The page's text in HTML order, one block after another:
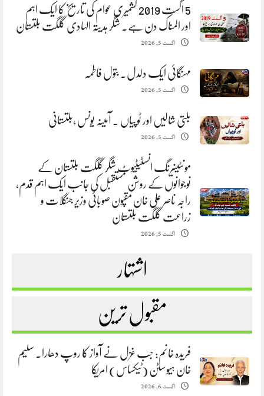
5 اگست 2019 کشمیری عوام کی تاریخ کا ایک اہم
اور المناک دن ہے. شگر ہدیتہ الہادی گلگت بلتستان
اگست 5, 2026
مہنگائی ایک دلدل. بتول فاطمہ
اگست 5, 2026
بلتی شالیں اور ٹوپیاں . آمینہ یونس ،بلتستانی
اگست 5, 2026
مونٹینیرنگ انسٹیٹیوٹ شگر گلگت بلتستان کے
نوجوانوں کے روشن مستقبل کی جانب ایک اہم قدم،
راجہ ناصر علی خان مقپون صوبائی وزیر جنگلات و
زراعت گلگت بلتستان
اگست 5, 2026
اشتہار
مقبول ترین
فریدہ خانم: جب غزل نے آواز کا روپ دھارا. سلیم
خان ہیوسٹن (ٹیکساس) امریکا
اگست 6, 2026